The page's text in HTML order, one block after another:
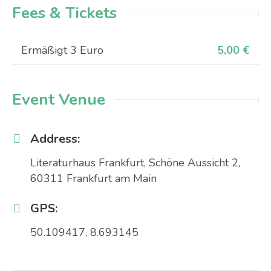
Fees & Tickets
5,00 €
Ermäßigt 3 Euro
Event Venue
Address:
Literaturhaus Frankfurt, Schöne Aussicht 2,
60311 Frankfurt am Main
GPS:
50.109417, 8.693145